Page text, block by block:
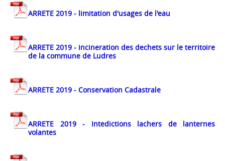
ARRETE 2019 - limitation d'usages de l'eau
ARRETE 2019 - incineration des dechets sur le territoire
de la commune de Ludres
ARRETE 2019 - Conservation Cadastrale
ARRETE 2019 - Intedictions lachers de lanternes
volantes